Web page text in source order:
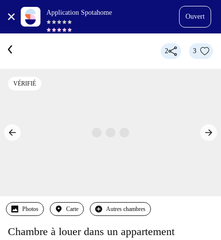
Application Spotahome
Ouvert
2 3
VÉRIFIÉ
Photos Carte Autres chambres
Chambre à louer dans un appartement